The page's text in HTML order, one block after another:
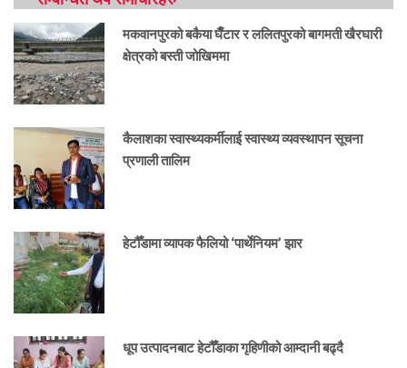
मकवानपुरको बकैया घैँटार र ललितपुरको बागमती खैरघारी
क्षेत्रको बस्ती जोखिममा
कैलाशका स्वास्थ्यकर्मीलाई स्वास्थ्य व्यवस्थापन सूचना
प्रणाली तालिम
हेटौँडामा व्यापक फैलियो ‘पार्थेनियम’ झार
धूप उत्पादनबाट हेटौँडाका गृहिणीको आम्दानी बढ्दै